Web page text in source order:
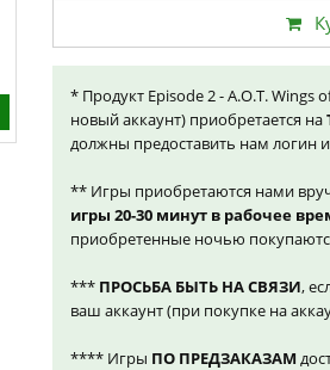
* Продукт Episode 2 - A.O.T. Wings
новый аккаунт) приобретается на
должны предоставить нам логин
** Игры приобретаются нами
игры 20-30 минут в рабочее
приобретенные ночью
*** ПРОСЬБА БЫТЬ НА СВЯЗИ,
ваш аккаунт (при покупке на
**** Игры ПО ПРЕДЗАКАЗАМ